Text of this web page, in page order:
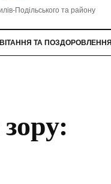
Подільського та району
ТА ПОЗДОРОВЛЕННЯ